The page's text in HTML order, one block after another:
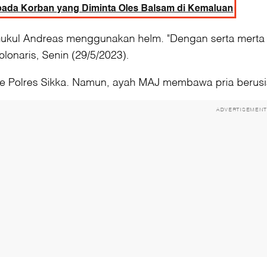
Korban yang Diminta Oles Balsam di Kemaluan
Andreas menggunakan helm. "Dengan serta
Senin (29/5/2023).
Polres Sikka. Namun, ayah MAJ membawa pria
ADVERTISEMENT